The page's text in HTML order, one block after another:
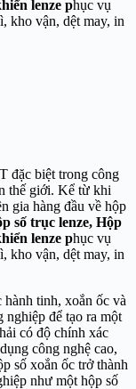
lenze phục vụ
kho vận, dệt may, in
đặc biệt trong công
thế giới. Kể từ khi
gia hàng đầu về hộp
số trục lenze, Hộp
lenze phục vụ
kho vận, dệt may, in
hành tinh, xoắn ốc và
để tạo ra một
có độ chính xác
công nghệ cao,
số xoắn ốc trở thành
như một hộp số